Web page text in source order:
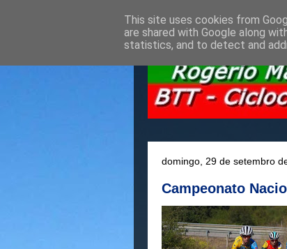
domingo, 29 de setembro
Campeonato
This site uses cookies from
are shared with Google along
statistics, and to detect and